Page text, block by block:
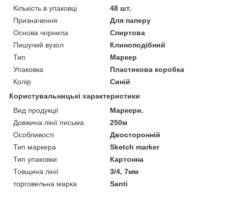
Кількість в упаковці
48 шт.
Призначення
Для паперу
Основа чорнила
Спиртова
Пишучий вузол
Клиноподібний
Тип
Маркер
Упаковка
Пластикова коробка
Колір
Синій
Користувальницькі характеристики
Вид продукції
Маркери.
Довжина лінії письма
250м
Особливості
Двосторонній
Тип маркера
Sketch marker
Тип упаковки
Картонна
Товщина лінії
3/4, 7мм
торговельна марка
Santi